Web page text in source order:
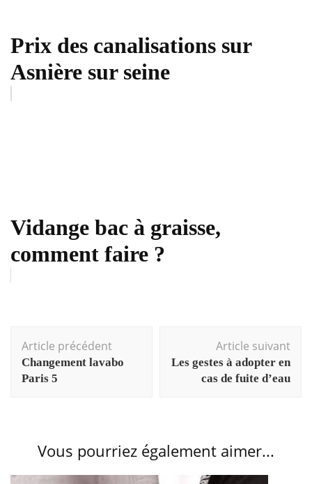
Prix des canalisations sur
Asnière sur seine
Vidange bac à graisse,
comment faire ?
d'article
Article précédent
Changement lavabo
Paris 5
Article suivant
Les gestes à adopter en
cas de fuite d’eau
Vous pourriez également aimer...